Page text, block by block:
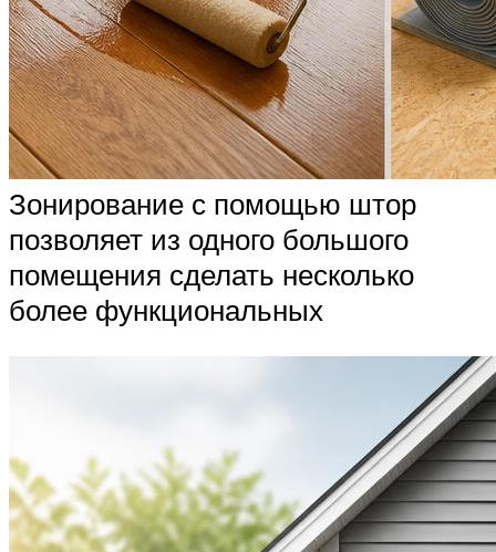
Зонирование с помощью штор
позволяет из одного большого
помещения сделать несколько
более функциональных